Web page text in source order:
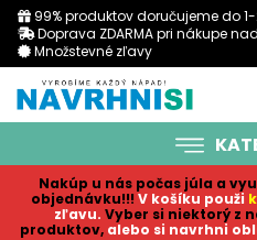
99% produktov doručujeme do
Doprava ZDARMA pri nákupe
Množstevné zľavy
Nakúp u nás počas júla a
objednávku!!! V košíku použi
zľavu. Vyber si niektorý z
produktov, alebo si navrhni